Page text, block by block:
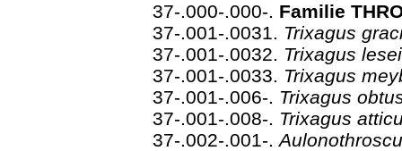
37-.000-.000-. Familie
37-.001-.0031. Trixagus
37-.001-.0032. Trixagus
37-.001-.0033. Trixagus
37-.001-.006-. Trixagus
37-.001-.008-. Trixagus
37-.002-.001-.